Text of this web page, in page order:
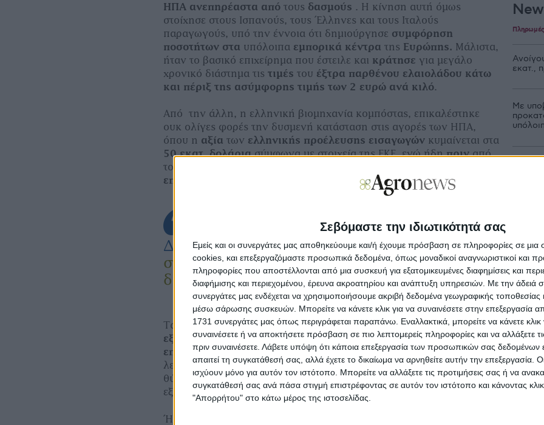
Σεβόμαστε την ιδιωτικότητά σας
Εμείς και οι συνεργάτες μας αποθηκεύουμε και/ή έχουμε πρόσβαση σε πληροφορίες σε
cookies, και επεξεργαζόμαστε προσωπικά δεδομένα, όπως μοναδικοί αναγνωριστικοί και
πληροφορίες που αποστέλλονται από μια συσκευή για εξατομικευμένες διαφημίσεις και
διαφήμισης και περιεχομένου, έρευνα ακροατηρίου και ανάπτυξη υπηρεσιών. Με την άδειά
συνεργάτες μας ενδέχεται να χρησιμοποιήσουμε ακριβή δεδομένα γεωγραφικής τοποθεσίας
μέσω σάρωσης συσκευών. Μπορείτε να κάνετε κλικ για να συναινέσετε στην επεξεργασία
1731 συνεργάτες μας όπως περιγράφεται παραπάνω. Εναλλακτικά, μπορείτε να κάνετε κλικ
συναινέσετε ή να αποκτήσετε πρόσβαση σε πιο λεπτομερείς πληροφορίες και να αλλάξετε
πριν συναινέσετε. Λάβετε υπόψη ότι κάποια επεξεργασία των προσωπικών σας δεδομένων
απαιτεί τη συγκατάθεσή σας, αλλά έχετε το δικαίωμα να αρνηθείτε αυτήν την επεξεργασία.
ισχύουν μόνο για αυτόν τον ιστότοπο. Μπορείτε να αλλάξετε τις προτιμήσεις σας ή να
συγκατάθεσή σας ανά πάσα στιγμή επιστρέφοντας σε αυτόν τον ιστότοπο και κάνοντας
"Απορρήτου" στο κάτω μέρος της ιστοσελίδας.
ΗΠΑ ανεπηρέαστα από τους δασμούς . Η κίνηση αυτή όμως
στοίχησε στους Ισπανούς, τους Έλληνες και τους Ιταλούς
παραγωγούς, υπό την έννοια ότι δημιούργησε συμφόρηση
ποσοτήτων στα υπόλοιπα εμπορικά κέντρα της Ευρώπης. Μάλιστα,
ήταν το βασικό επιχείρημα που έστειλε και κράτησε για μεγάλο
χρονικό διάστημα τιςτιμές του έξτρα παρθένου ελαιολάδου κάτω
και πέριξ της ασύμφορης τιμής των 2 ευρώ ανά κιλό.
Από την άλλη, η ελληνική βιομηχανία κομπόστας, επικαλέστηκε
ουκ ολίγες φορές την δυσμενή κατάσταση στις αγορές των ΗΠΑ,
όπου η αξία των ελληνικής προέλευσης εισαγωγών κυµαίνεται στα
50 εκατ. δολάριασύμφωνα με στοιχεία της ΕΚΕ, ενώ ήδηπριναπό
τον
επιβαρύνονταν με δασµό 18%
Διαβάστε επίσης:Πράξη με 27 λεπτά το κιλό
στα Φάρσαλα για το σκληρό που κρατά τη
δυναμική του
Τα επιχειρήματα αυτά λοιπόν ότιτο 45,85% των ελληνικών
εξαγωγών αγροτικών προϊόντων στις Ηνωμένες Πολιτείες,
επλήγησαν από τους δασμούς αυτούς, που σε πολλές περιπτώσεις
λειτούργησαν ωςπρόσχημα για πιέσειςπου αν και πιο ήπιες
θύμισαν εκείνες που έφερε το ρωσικό εμπάργκο, φαίνεται ότι
εξαντλούνται μαζί με την διάρκεια των δασμών.
Ήδη η
Πληρωμές
εκατ.,
Με
Σε
σωστή